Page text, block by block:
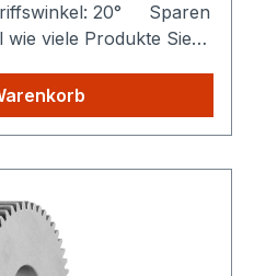
20° Sparen
wie viele Produkte Sie